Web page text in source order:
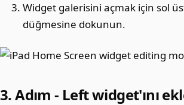
Widget galerisini açmak için sol
düğmesine dokunun.
3. Adım - Left widget'ını